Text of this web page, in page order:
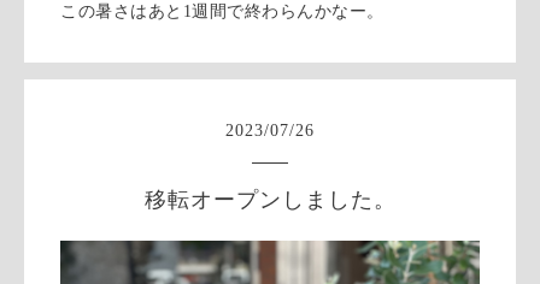
この暑さはあと1週間で終わらんかなー。
2023/07/26
移転オープンしました。